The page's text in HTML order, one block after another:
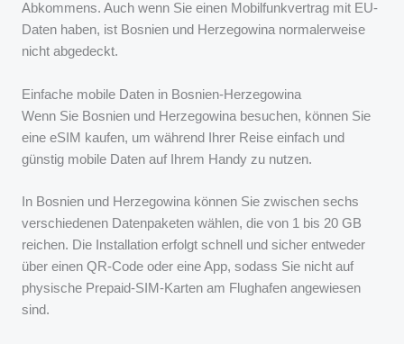
Abkommens. Auch wenn Sie einen Mobilfunkvertrag mit EU-
Daten haben, ist Bosnien und Herzegowina normalerweise
nicht abgedeckt.
Einfache mobile Daten in Bosnien-Herzegowina
Wenn Sie Bosnien und Herzegowina besuchen, können Sie
eine eSIM kaufen, um während Ihrer Reise einfach und
günstig mobile Daten auf Ihrem Handy zu nutzen.
In Bosnien und Herzegowina können Sie zwischen sechs
verschiedenen Datenpaketen wählen, die von 1 bis 20 GB
reichen. Die Installation erfolgt schnell und sicher entweder
über einen QR-Code oder eine App, sodass Sie nicht auf
physische Prepaid-SIM-Karten am Flughafen angewiesen
sind.